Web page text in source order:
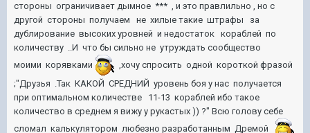
стороны ограничивает дымное *** , и это правлильно , но с
другой стороны получаем не хилые такие штрафы за
дублирование высоких уровней и недостаток кораблей по
количеству ..И что бы сильно не утруждать сообщество
моими корявками
,хочу спросить одной короткой фразой
;"Друзья .Так КАКОЙ СРЕДНИЙ уровень боя у нас получается
при оптимальном количестве 11-13 кораблей ибо такое
количество в среднем я вижу у рукастых )) ?" Всю голову себе
сломал калькулятором любезно разработанным Дремой